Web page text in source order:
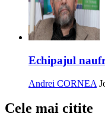
Echipajul
Andrei CORNEA
Cele mai citite